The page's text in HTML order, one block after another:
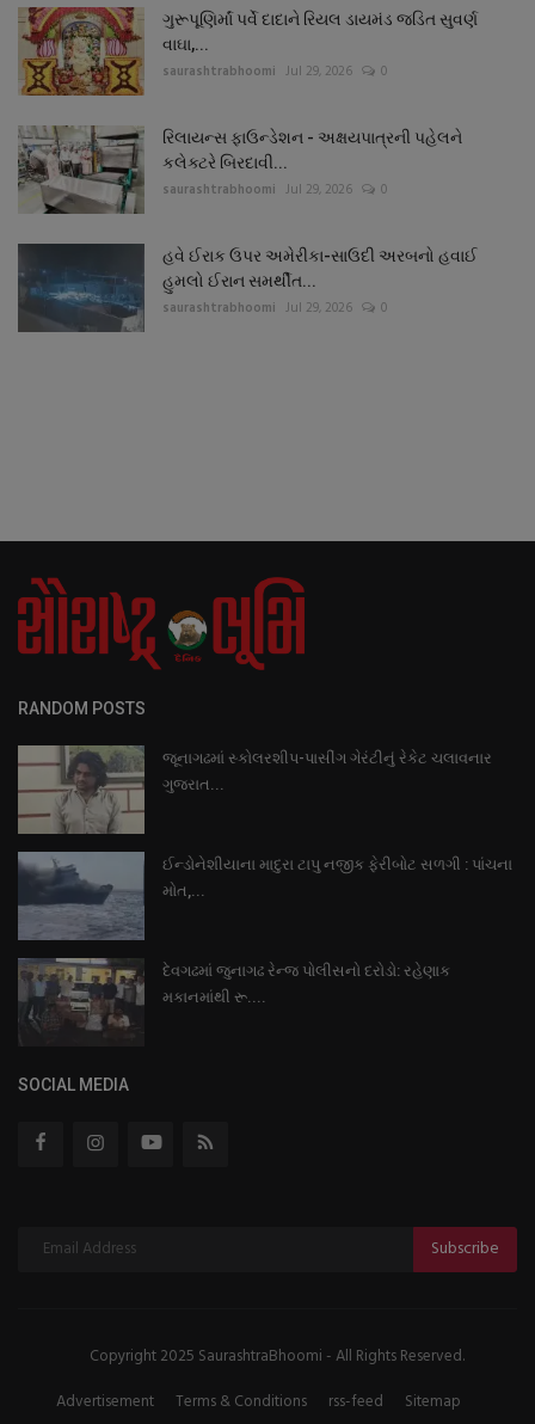
ગુરૂપૂણિર્માં પર્વે દાદાને રિયલ ડાયમંડ જડિત સુવર્ણ
વાઘા,...
saurashtrabhoomi Jul 29, 2026 0
રિલાયન્સ ફાઉન્ડેશન - અક્ષયપાત્રની પહેલને
કલેક્ટરે બિરદાવી...
saurashtrabhoomi Jul 29, 2026 0
હવે ઈરાક ઉપર અમેરીકા-સાઉદી અરબનો હવાઈ
હુમલો ઈરાન સમર્થીત...
saurashtrabhoomi Jul 29, 2026 0
RANDOM POSTS
જૂનાગઢમાં સ્કોલરશીપ-પાસીંગ ગેરંટીનું રેકેટ ચલાવનાર
ગુજરાત...
ઈન્ડોનેશીયાના માદુરા ટાપુ નજીક ફેરીબોટ સળગી : પાંચના
મોત,...
દેવગઢમાં જુનાગઢ રેન્જ પોલીસનો દરોડો: રહેણાક
મકાનમાંથી રૂ....
SOCIAL MEDIA
Subscribe
Copyright 2025 SaurashtraBhoomi - All Rights Reserved.
Advertisement
Terms & Conditions rss-feed Sitemap